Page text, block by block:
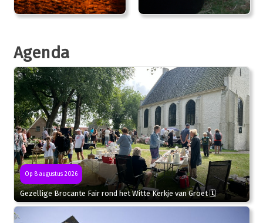
Agenda
Op 8 augustus 2026
Gezellige Brocante Fair rond het Witte Kerkje van Groet 🗓